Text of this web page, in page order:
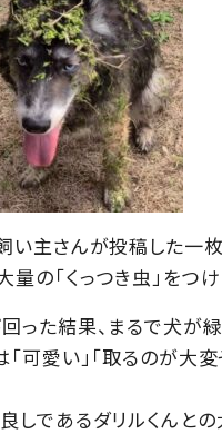
い主さんが投稿した一
の「くっつき虫」をつけ
った結果、まるで犬が
可愛い」「取るのが大
しであるダリルくんと